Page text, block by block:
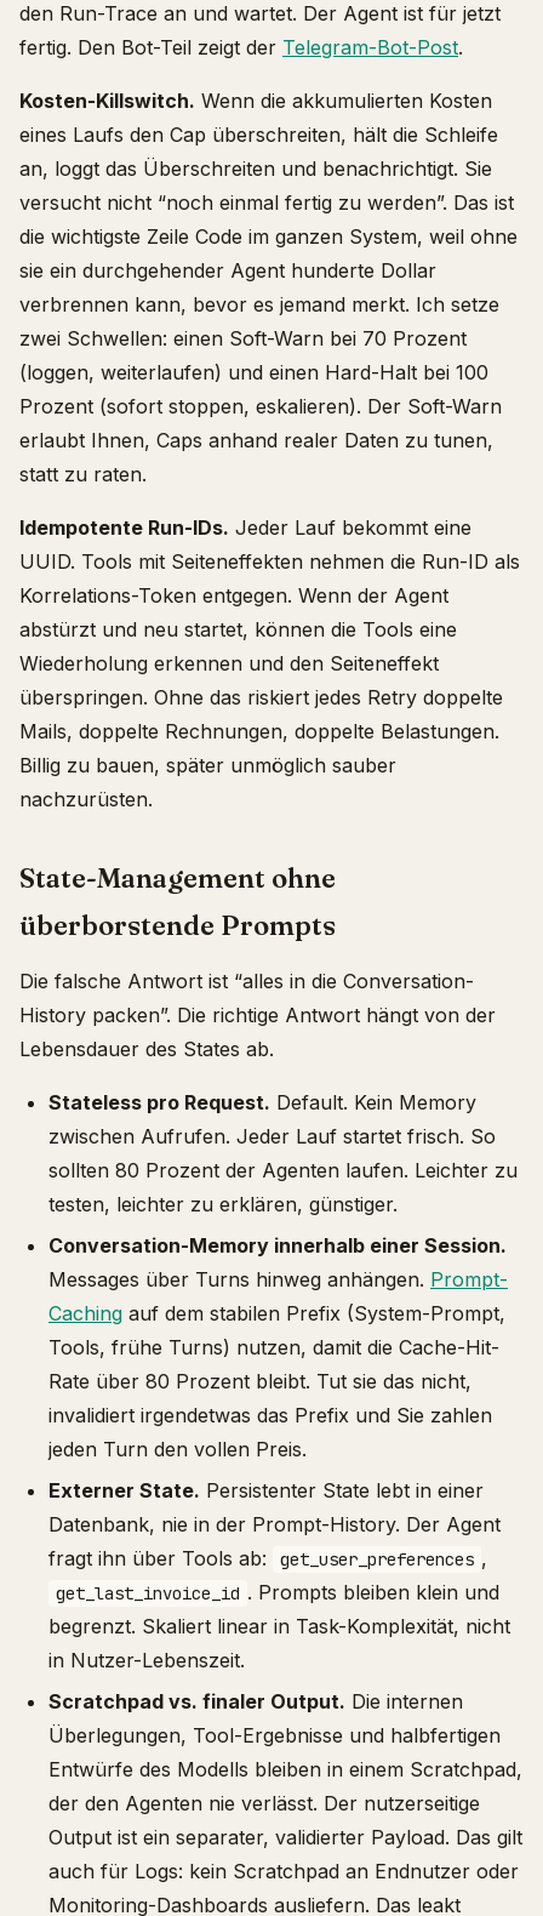
den Run-Trace an und wartet. Der Agent ist für jetzt
fertig. Den Bot-Teil zeigt der Telegram-Bot-Post.
Kosten-Killswitch. Wenn die akkumulierten Kosten
eines Laufs den Cap überschreiten, hält die Schleife
an, loggt das Überschreiten und benachrichtigt. Sie
versucht nicht “noch einmal fertig zu werden”. Das ist
die wichtigste Zeile Code im ganzen System, weil ohne
sie ein durchgehender Agent hunderte Dollar
verbrennen kann, bevor es jemand merkt. Ich setze
zwei Schwellen: einen Soft-Warn bei 70 Prozent
(loggen, weiterlaufen) und einen Hard-Halt bei 100
Prozent (sofort stoppen, eskalieren). Der Soft-Warn
erlaubt Ihnen, Caps anhand realer Daten zu tunen,
statt zu raten.
Idempotente Run-IDs. Jeder Lauf bekommt eine
UUID. Tools mit Seiteneffekten nehmen die Run-ID als
Korrelations-Token entgegen. Wenn der Agent
abstürzt und neu startet, können die Tools eine
Wiederholung erkennen und den Seiteneffekt
überspringen. Ohne das riskiert jedes Retry doppelte
Mails, doppelte Rechnungen, doppelte Belastungen.
Billig zu bauen, später unmöglich sauber
nachzurüsten.
State-Management ohne
überborstende Prompts
Die falsche Antwort ist “alles in die Conversation-
History packen”. Die richtige Antwort hängt von der
Lebensdauer des States ab.
Stateless pro Request. Default. Kein Memory
zwischen Aufrufen. Jeder Lauf startet frisch. So
sollten 80 Prozent der Agenten laufen. Leichter zu
testen, leichter zu erklären, günstiger.
Conversation-Memory innerhalb einer Session.
Messages über Turns hinweg anhängen. Prompt-
Caching auf dem stabilen Prefix (System-Prompt,
Tools, frühe Turns) nutzen, damit die Cache-Hit-
Rate über 80 Prozent bleibt. Tut sie das nicht,
invalidiert irgendetwas das Prefix und Sie zahlen
jeden Turn den vollen Preis.
Externer State. Persistenter State lebt in einer
Datenbank, nie in der Prompt-History. Der Agent
fragt ihn über Tools ab:
get_user_preferences ,
get_last_invoice_id . Prompts bleiben klein und
begrenzt. Skaliert linear in Task-Komplexität, nicht
in Nutzer-Lebenszeit.
Scratchpad vs. finaler Output. Die internen
Überlegungen, Tool-Ergebnisse und halbfertigen
Entwürfe des Modells bleiben in einem Scratchpad,
der den Agenten nie verlässt. Der nutzerseitige
Output ist ein separater, validierter Payload. Das gilt
auch für Logs: kein Scratchpad an Endnutzer oder
Monitoring-Dashboards ausliefern. Das leakt